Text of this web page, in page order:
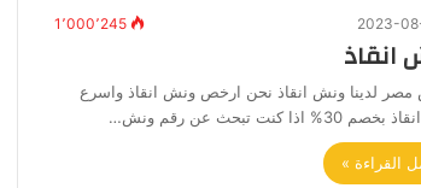
2023- 1٬000٬245
انقاذ
مصر لدينا ونش انقاذ نحن ارخص ونش انقاذ واسرع
اذا كنت تبحث عن رقم ونش…
القراءة »